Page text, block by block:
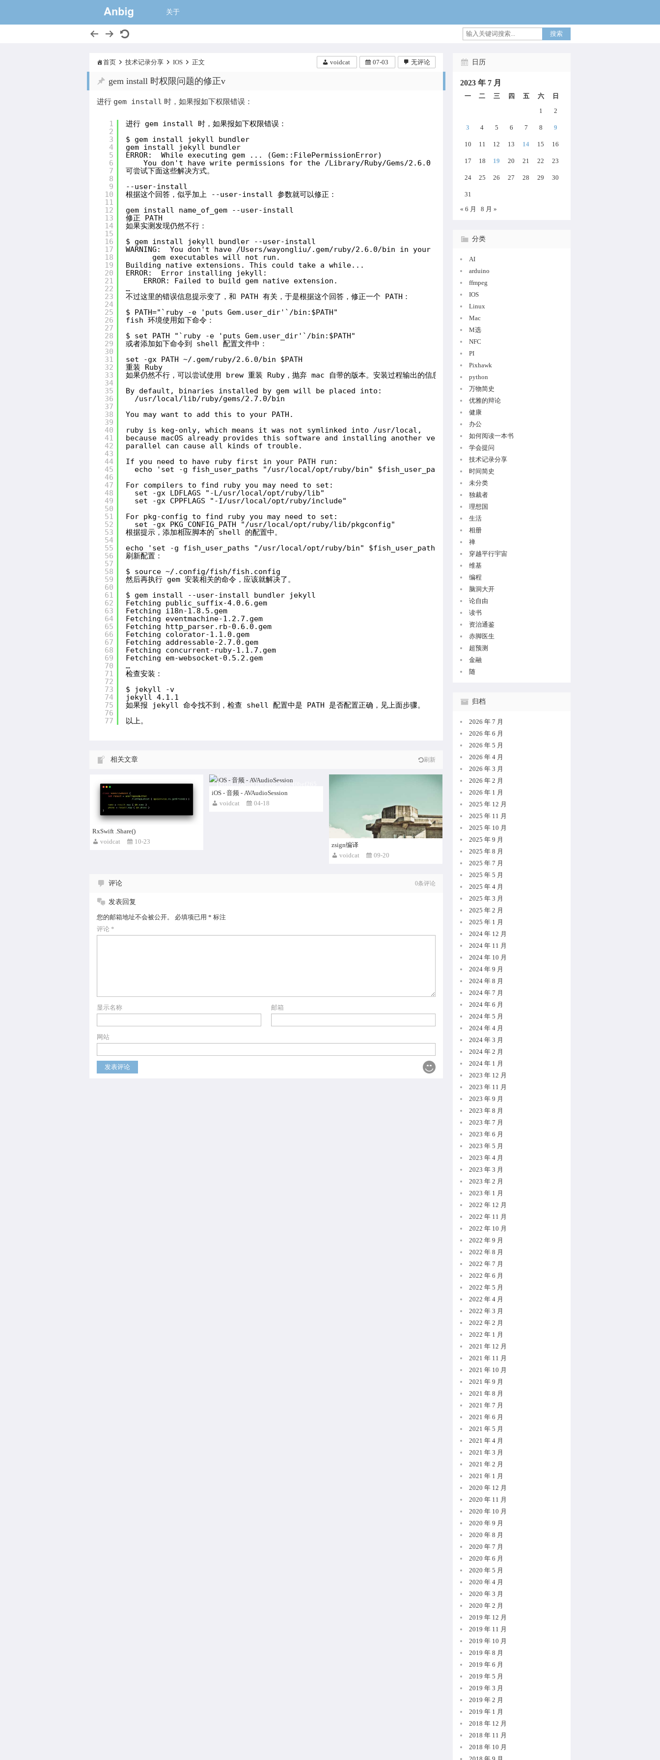
一个大的猫窝,voidcat
关于
搜索
首页 技术记录分享 IOS 正文 voidcat 07-03 无评论
gem install 时权限问题的修正v
进行 gem install 时，如果报如下权限错误：
1
2
3
4
5
6
7
8
9
10
11
12
13
14
15
16
17
18
19
20
21
22
23
24
25
26
27
28
29
30
31
32
33
34
35
36
37
38
39
40
41
42
43
44
45
46
47
48
49
50
51
52
53
54
55
56
57
58
59
60
61
62
63
64
65
66
67
68
69
70
71
72
73
74
75
76
77
进行 gem install 时，如果报如下权限错误：
$ gem install jekyll bundler
gem install jekyll bundler
ERROR:  While executing gem ... (Gem::FilePermissionError)
You don't have write permissions for the /Library/Ruby/Gems/2.6.0 directory.
可尝试下面这些解决方式。
--user-install
根据这个回答，似乎加上 --user-install 参数就可以修正：
gem install name_of_gem --user-install
修正 PATH
如果实测发现仍然不行：
$ gem install jekyll bundler --user-install
WARNING:  You don't have /Users/wayongliu/.gem/ruby/2.6.0/bin in your PATH,
gem executables will not run.
Building native extensions. This could take a while...
ERROR:  Error installing jekyll:
ERROR: Failed to build gem native extension.
…
不过这里的错误信息提示变了，和 PATH 有关，于是根据这个回答，修正一个 PATH：
$ PATH="`ruby -e 'puts Gem.user_dir'`/bin:$PATH"
fish 环境使用如下命令：
$ set PATH "`ruby -e 'puts Gem.user_dir'`/bin:$PATH"
或者添加如下命令到 shell 配置文件中：
set -gx PATH ~/.gem/ruby/2.6.0/bin $PATH
重装 Ruby
如果仍然不行，可以尝试使用 brew 重装 Ruby，抛弃 mac 自带的版本。安装过程输出的信息会有如下提示：
By default, binaries installed by gem will be placed into:
/usr/local/lib/ruby/gems/2.7.0/bin
You may want to add this to your PATH.
ruby is keg-only, which means it was not symlinked into /usr/local,
because macOS already provides this software and installing another version in
parallel can cause all kinds of trouble.
If you need to have ruby first in your PATH run:
echo 'set -g fish_user_paths "/usr/local/opt/ruby/bin" $fish_user_paths' >> ~/.config/fish/config.fish
For compilers to find ruby you may need to set:
set -gx LDFLAGS "-L/usr/local/opt/ruby/lib"
set -gx CPPFLAGS "-I/usr/local/opt/ruby/include"
For pkg-config to find ruby you may need to set:
set -gx PKG_CONFIG_PATH "/usr/local/opt/ruby/lib/pkgconfig"
根据提示，添加相应脚本的 shell 的配置中。
echo 'set -g fish_user_paths "/usr/local/opt/ruby/bin" $fish_user_paths' >> ~/.config/fish/config.fish
刷新配置：
$ source ~/.config/fish/fish.config
然后再执行 gem 安装相关的命令，应该就解决了。
$ gem install --user-install bundler jekyll
Fetching public_suffix-4.0.6.gem
Fetching i18n-1.8.5.gem
Fetching eventmachine-1.2.7.gem
Fetching http_parser.rb-0.6.0.gem
Fetching colorator-1.1.0.gem
Fetching addressable-2.7.0.gem
Fetching concurrent-ruby-1.1.7.gem
Fetching em-websocket-0.5.2.gem
…
检查安装：
$ jekyll -v
jekyll 4.1.1
如果报 jekyll 命令找不到，检查 shell 配置中是 PATH 是否配置正确，见上面步骤。
以上。
相关文章 刷新
来说并不是那么明显，…
RxSwift .Share()
voidcat
10-23
【https://juejin.im/post/5b3c40bef265
da0f774a8a4…
iOS - 音频 - AVAudioSession
voidcat
04-18
zsign编译
voidcat
09-20
评论 0条评论
发表回复
您的邮箱地址不会被公开。 必填项已用 * 标注
评论 *
显示名称 邮箱
网站
日历
2023 年 7 月
一 二 三 四 五 六
日
1
2
3 4 5 6 7 8 9
10 11 12 13 14 15 16
17 18 19 20 21 22 23
24 25 26 27 28 29 30
31
« 6 月
8 月 »
分类
AI
arduino
ffmpeg
IOS
Linux
Mac
M选
NFC
PI
Pixhawk
python
万物简史
优雅的辩论
健康
办公
如何阅读一本书
学会提问
技术记录分享
时间简史
未分类
独裁者
理想国
生活
相册
禅
穿越平行宇宙
维基
编程
脑洞大开
论自由
读书
资治通鉴
赤脚医生
超预测
金融
随
归档
2026 年 7 月
2026 年 6 月
2026 年 5 月
2026 年 4 月
2026 年 3 月
2026 年 2 月
2026 年 1 月
2025 年 12 月
2025 年 11 月
2025 年 10 月
2025 年 9 月
2025 年 8 月
2025 年 7 月
2025 年 5 月
2025 年 4 月
2025 年 3 月
2025 年 2 月
2025 年 1 月
2024 年 12 月
2024 年 11 月
2024 年 10 月
2024 年 9 月
2024 年 8 月
2024 年 7 月
2024 年 6 月
2024 年 5 月
2024 年 4 月
2024 年 3 月
2024 年 2 月
2024 年 1 月
2023 年 12 月
2023 年 11 月
2023 年 9 月
2023 年 8 月
2023 年 7 月
2023 年 6 月
2023 年 5 月
2023 年 4 月
2023 年 3 月
2023 年 2 月
2023 年 1 月
2022 年 12 月
2022 年 11 月
2022 年 10 月
2022 年 9 月
2022 年 8 月
2022 年 7 月
2022 年 6 月
2022 年 5 月
2022 年 4 月
2022 年 3 月
2022 年 2 月
2022 年 1 月
2021 年 12 月
2021 年 11 月
2021 年 10 月
2021 年 9 月
2021 年 8 月
2021 年 7 月
2021 年 6 月
2021 年 5 月
2021 年 4 月
2021 年 3 月
2021 年 2 月
2021 年 1 月
2020 年 12 月
2020 年 11 月
2020 年 10 月
2020 年 9 月
2020 年 8 月
2020 年 7 月
2020 年 6 月
2020 年 5 月
2020 年 4 月
2020 年 3 月
2020 年 2 月
2019 年 12 月
2019 年 11 月
2019 年 10 月
2019 年 8 月
2019 年 6 月
2019 年 5 月
2019 年 3 月
2019 年 2 月
2019 年 1 月
2018 年 12 月
2018 年 11 月
2018 年 10 月